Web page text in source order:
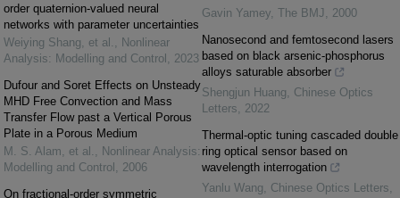
order quaternion-valued neural
networks with parameter uncertainties
Weiying Shang, et al. , Nonlinear
Analysis: Modelling and Control , 2023
Dufour and Soret Effects on Unsteady
MHD Free Convection and Mass
Transfer Flow past a Vertical Porous
Plate in a Porous Medium
M. S. Alam, et al. , Nonlinear Analysis:
Modelling and Control , 2006
On fractional-order symmetric
Gavin Yamey, The BMJ, 2000
Nanosecond and femtosecond lasers
based on black arsenic-phosphorus
alloys saturable absorber
Shengjun Huang, Chinese Optics
Letters, 2022
Thermal-optic tuning cascaded double
ring optical sensor based on
wavelength interrogation
Yanlu Wang, Chinese Optics Letters,